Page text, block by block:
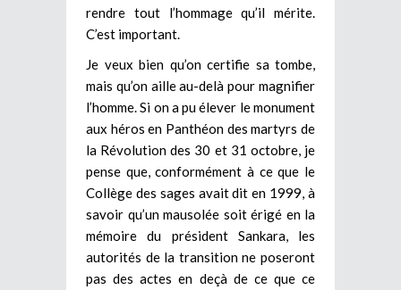
rendre tout l’hommage qu’il mérite.
C’est important.
Je veux bien qu’on certifie sa tombe,
mais qu’on aille au-delà pour magnifier
l’homme. Si on a pu élever le monument
aux héros en Panthéon des martyrs de
la Révolution des 30 et 31 octobre, je
pense que, conformément à ce que le
Collège des sages avait dit en 1999, à
savoir qu’un mausolée soit érigé en la
mémoire du président Sankara, les
autorités de la transition ne poseront
pas des actes en deçà de ce que ce